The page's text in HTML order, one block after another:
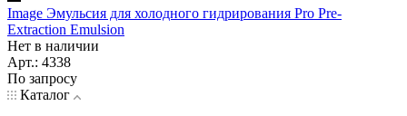
Image Эмульсия для холодного гидрирования Pro Pre-
Extraction Emulsion
Нет в наличии
Арт.: 4338
По запросу
Каталог